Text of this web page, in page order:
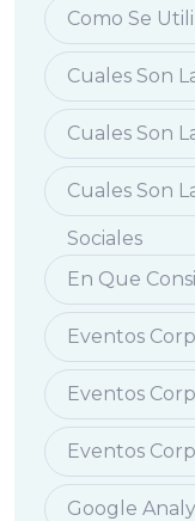
Como Se
Cuales Son
Cuales Son
Cuales Son
Sociales
En Que
Eventos
Eventos
Eventos
Google